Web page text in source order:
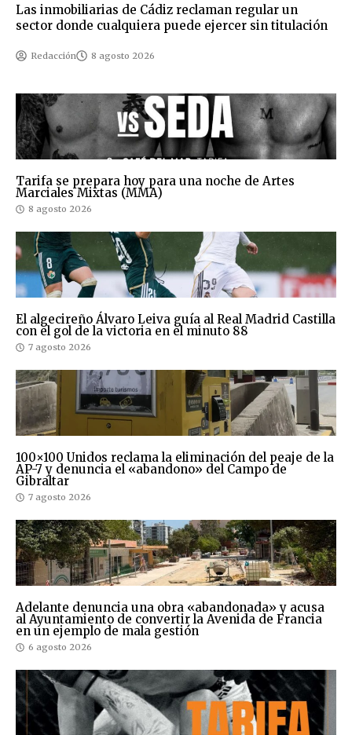
Las inmobiliarias de Cádiz reclaman regular un
sector donde cualquiera puede ejercer sin titulación
Redacción 8 agosto 2026
Tarifa se prepara hoy para una noche de Artes
Marciales Mixtas (MMA)
8 agosto 2026
El algecireño Álvaro Leiva guía al Real Madrid Castilla
con el gol de la victoria en el minuto 88
7 agosto 2026
100×100 Unidos reclama la eliminación del peaje de la
AP-7 y denuncia el «abandono» del Campo de
Gibraltar
7 agosto 2026
Adelante denuncia una obra «abandonada» y acusa
al Ayuntamiento de convertir la Avenida de Francia
en un ejemplo de mala gestión
6 agosto 2026